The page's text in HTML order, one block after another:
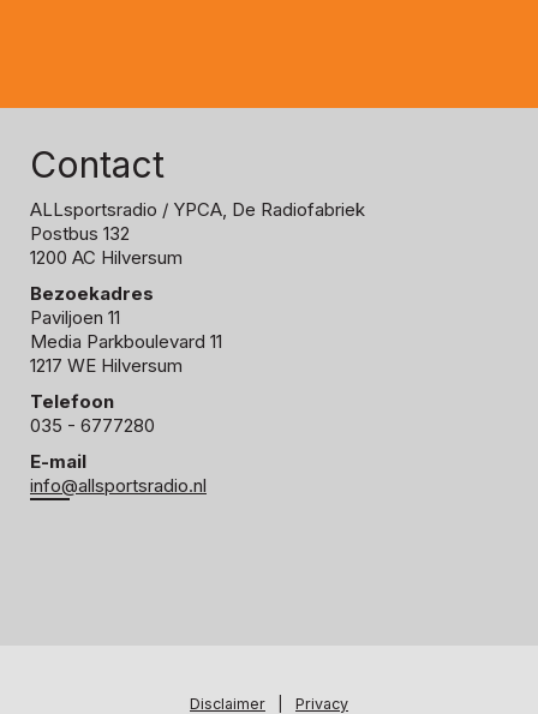
Contact
ALLsportsradio / YPCA, De Radiofabriek
Postbus 132
1200 AC Hilversum
Bezoekadres
Paviljoen 11
Media Parkboulevard 11
1217 WE Hilversum
Telefoon
035 - 6777280
E-mail
info@allsportsradio.nl
Disclaimer Privacy